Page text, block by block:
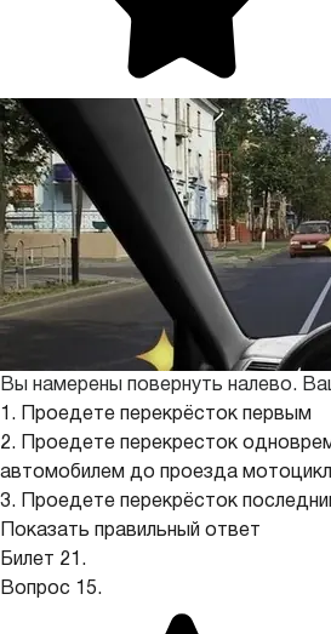
Вы намерены повернуть налево.
1. Проедете перекрёсток первым
2. Проедете перекресток
автомобилем до проезда
3. Проедете перекрёсток
Показать правильный ответ
Билет 21.
Вопрос 15.